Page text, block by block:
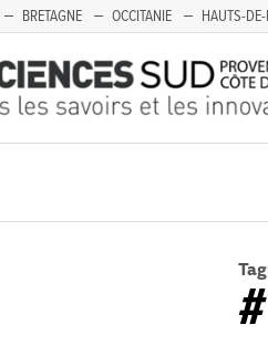
BRETAGNE OCCITANIE HAUTS-